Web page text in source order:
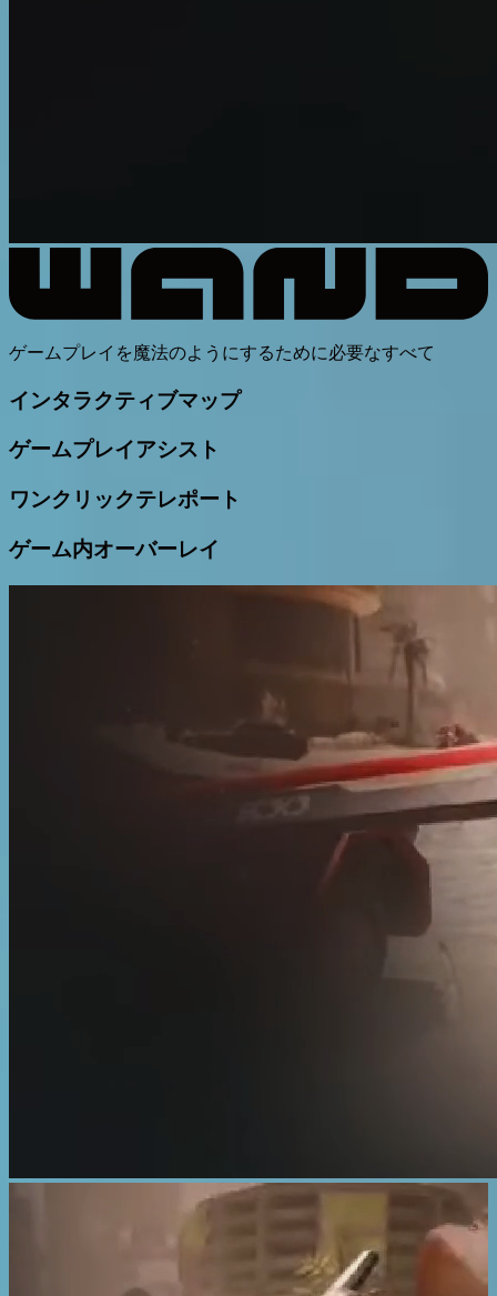
ゲームプレイを魔法のようにするために必要なすべて
インタラクティブマップ
ゲームプレイアシスト
ワンクリックテレポート
ゲーム内オーバーレイ